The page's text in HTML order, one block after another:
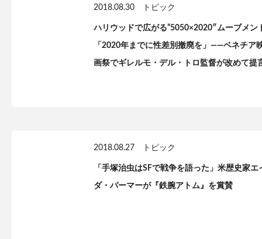
2018.08.30 トピック
ハリウッドで広がる”5050×2020″ムーブメン
「2020年までに性差別撤廃を」——ベネチア
画祭でギレルモ・デル・トロ監督が改めて提
2018.08.27 トピック
「手塚治虫はSFで戦争を語った」米歴史家エ
ダ・パーマーが『鉄腕アトム』を賞賛